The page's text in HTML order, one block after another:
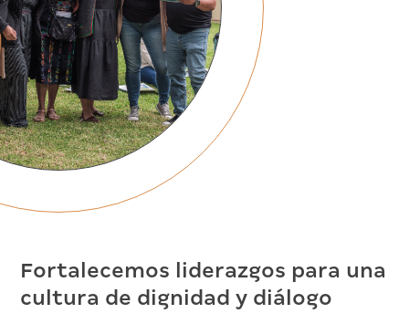
Fortalecemos liderazgos para una
cultura de dignidad y diálogo